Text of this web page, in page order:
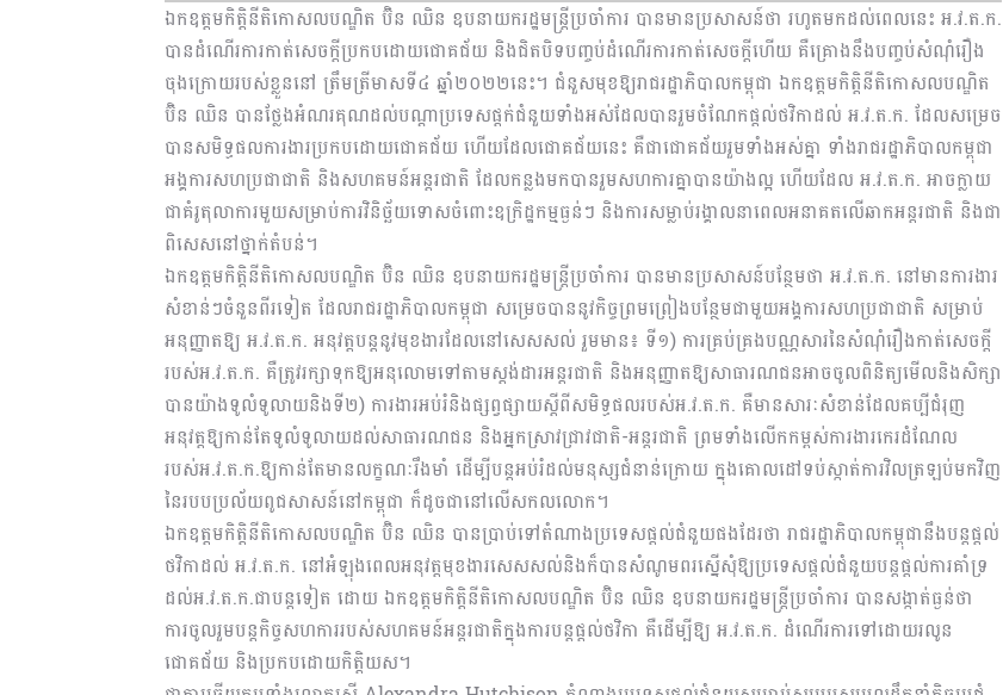
ឯកឧត្តមកិត្តិនីតិកោសលបណ្ឌិត ប៊ិន ឈិន ឧបនាយករដ្ឋមន្ត្រីប្រចាំការ បានមានប្រសាសន៍ថា រហូតមកដល់ពេលនេះ អ.វ.ត.ក.
បានដំណើរការកាត់សេចក្តីប្រកបដោយជោគជ័យ និងជិតបិទបញ្ចប់ដំណើរការកាត់សេចក្តីហើយ គឺគ្រោងនឹងបញ្ចប់សំណុំរឿង
ចុងក្រោយរបស់ខ្លួននៅ ត្រឹមត្រីមាសទី៤ ឆ្នាំ២០២២នេះ។ ជំនួសមុខឱ្យរាជរដ្ឋាភិបាលកម្ពុជា ឯកឧត្តមកិត្តិនីតិកោសលបណ្ឌិត
ប៊ិន ឈិន បានថ្លែងអំណរគុណដល់បណ្តាប្រទេសផ្តក់ជំនួយទាំងអស់ដែលបានរួមចំណែកផ្តល់ថវិកាដល់ អ.វ.ត.ក. ដែលសម្រេច
បានសមិទ្ធផលការងារប្រកបដោយជោគជ័យ ហើយដែលជោគជ័យនេះ គឺជាជោគជ័យរួមទាំងអស់គ្នា ទាំងរាជរដ្ឋាភិបាលកម្ពុជា
អង្គការសហប្រជាជាតិ និងសហគមន៍អន្តរជាតិ ដែលកន្លងមកបានរួមសហការគ្នាបានយ៉ាងល្អ ហើយដែល អ.វ.ត.ក. អាចក្លាយ
ជាគំរូតុលាការមួយសម្រាប់ការវិនិច្ឆ័យទោសចំពោះឧក្រិដ្ឋកម្មធ្ងន់ៗ និងការសម្លាប់រង្គាលនាពេលអនាគតលើឆាកអន្តរជាតិ និងជា
ពិសេសនៅថ្នាក់តំបន់។
ឯកឧត្តមកិត្តិនីតិកោសលបណ្ឌិត ប៊ិន ឈិន ឧបនាយករដ្ឋមន្ត្រីប្រចាំការ បានមានប្រសាសន៍បន្ថែមថា អ.វ.ត.ក. នៅមានការងារ
សំខាន់ៗចំនួនពីរទៀត ដែលរាជរដ្ឋាភិបាលកម្ពុជា សម្រេចបាននូវកិច្ចព្រមព្រៀងបន្ថែមជាមួយអង្គការសហប្រជាជាតិ សម្រាប់
អនុញ្ញាតឱ្យ អ.វ.ត.ក. អនុវត្តបន្តនូវមុខងារដែលនៅសេសសល់ រួមមាន៖ ទី១) ការគ្រប់គ្រងបណ្ណសារនៃសំណុំរឿងកាត់សេចក្តី
របស់អ.វ.ត.ក. គឺត្រូវរក្សាទុកឱ្យអនុលោមទៅតាមស្តង់ដារអន្តរជាតិ និងអនុញ្ញាតឱ្យសាធារណជនអាចចូលពិនិត្យមើលនិងសិក្សា
បានយ៉ាងទូលំទូលាយនិងទី២) ការងារអប់រំនិងផ្សព្វផ្សាយស្តីពីសមិទ្ធផលរបស់អ.វ.ត.ក. គឺមានសារៈសំខាន់ដែលគប្បីជំរុញ
អនុវត្តឱ្យកាន់តែទូលំទូលាយដល់សាធារណជន និងអ្នកស្រាវជ្រាវជាតិ-អន្តរជាតិ ព្រមទាំងលើកកម្ពស់ការងារកេរដំណែល
របស់អ.វ.ត.ក.ឱ្យកាន់តែមានលក្ខណៈរឹងមាំ ដើម្បីបន្តអប់រំដល់មនុស្សជំនាន់ក្រោយ ក្នុងគោលដៅទប់ស្កាត់ការវិលត្រឡប់មកវិញ
នៃរបបប្រល័យពូជសាសន៍នៅកម្ពុជា ក៏ដូចជានៅលើសកលលោក។
ឯកឧត្តមកិត្តិនីតិកោសលបណ្ឌិត ប៊ិន ឈិន បានប្រាប់ទៅតំណាងប្រទេសផ្តល់ជំនួយផងដែរថា រាជរដ្ឋាភិបាលកម្ពុជានឹងបន្តផ្តល់
ថវិកាដល់ អ.វ.ត.ក. នៅអំឡុងពេលអនុវត្តមុខងារសេសសល់និងក៏បានសំណូមពរស្នើសុំឱ្យប្រទេសផ្តល់ជំនួយបន្តផ្តល់ការគាំទ្រ
ដល់អ.វ.ត.ក.ជាបន្តទៀត ដោយ ឯកឧត្តមកិត្តិនីតិកោសលបណ្ឌិត ប៊ិន ឈិន ឧបនាយករដ្ឋមន្ត្រីប្រចាំការ បានសង្កាត់ធ្ងន់ថា
ការចូលរួមបន្តកិច្ចសហការរបស់សហគមន៍អន្តរជាតិក្នុងការបន្តផ្តល់ថវិកា គឺដើម្បីឱ្យ អ.វ.ត.ក. ដំណើរការទៅដោយរលូន
ជោគជ័យ និងប្រកបដោយកិត្តិយស។